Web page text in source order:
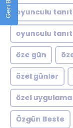
oyunculu
oyunculu
öze gün
özel günler
özel uygulama
Özgün Beste